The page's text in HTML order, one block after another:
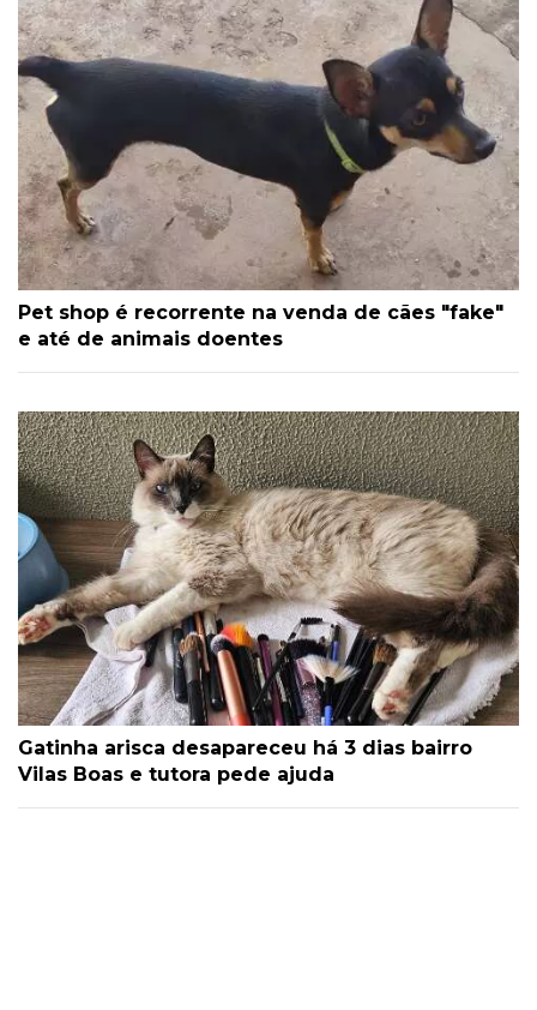
Pet shop é recorrente na venda de cães "fake"
e até de animais doentes
Gatinha arisca desapareceu há 3 dias bairro
Vilas Boas e tutora pede ajuda